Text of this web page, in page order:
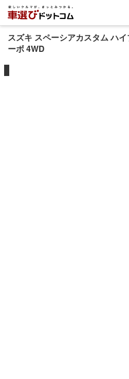
スズキ スペーシアカスタム ハ
ーボ 4WD